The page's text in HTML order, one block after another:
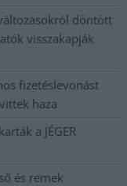
döntött
visszakapják
fizetéslevonást
haza
a JÉGER
és remek